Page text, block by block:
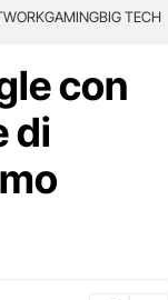
GAMINGBIG TECH
con
di